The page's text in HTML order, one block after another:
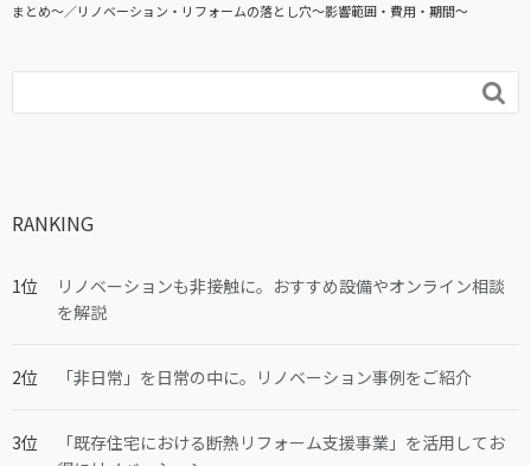
まとめ〜
リノベーション・リフォームの落とし穴～影響範囲・費用・期間～

RANKING
リノベーションも非接触に。おすすめ設備やオンライン相談
を解説
「非日常」を日常の中に。リノベーション事例をご紹介
「既存住宅における断熱リフォーム支援事業」を活用してお